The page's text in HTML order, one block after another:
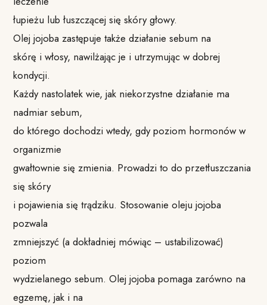
łupieżu lub łuszczącej się skóry głowy.
Olej jojoba zastępuje także działanie sebum na
skórę i włosy, nawilżając je i utrzymując w dobrej
kondycji.
Każdy nastolatek wie, jak niekorzystne działanie ma
nadmiar sebum,
do którego dochodzi wtedy, gdy poziom hormonów w
organizmie
gwałtownie się zmienia. Prowadzi to do przetłuszczania
się skóry
i pojawienia się trądziku. Stosowanie oleju jojoba
pozwala
zmniejszyć (a dokładniej mówiąc – ustabilizować)
poziom
wydzielanego sebum. Olej jojoba pomaga zarówno na
egzemę, jak i na